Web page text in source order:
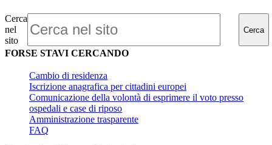
Cerca
nel
sito
Cerca
FORSE STAVI CERCANDO
Cambio di residenza
Iscrizione anagrafica per cittadini europei
Comunicazione della volontà di esprimere il voto presso
ospedali e case di riposo
Amministrazione trasparente
FAQ